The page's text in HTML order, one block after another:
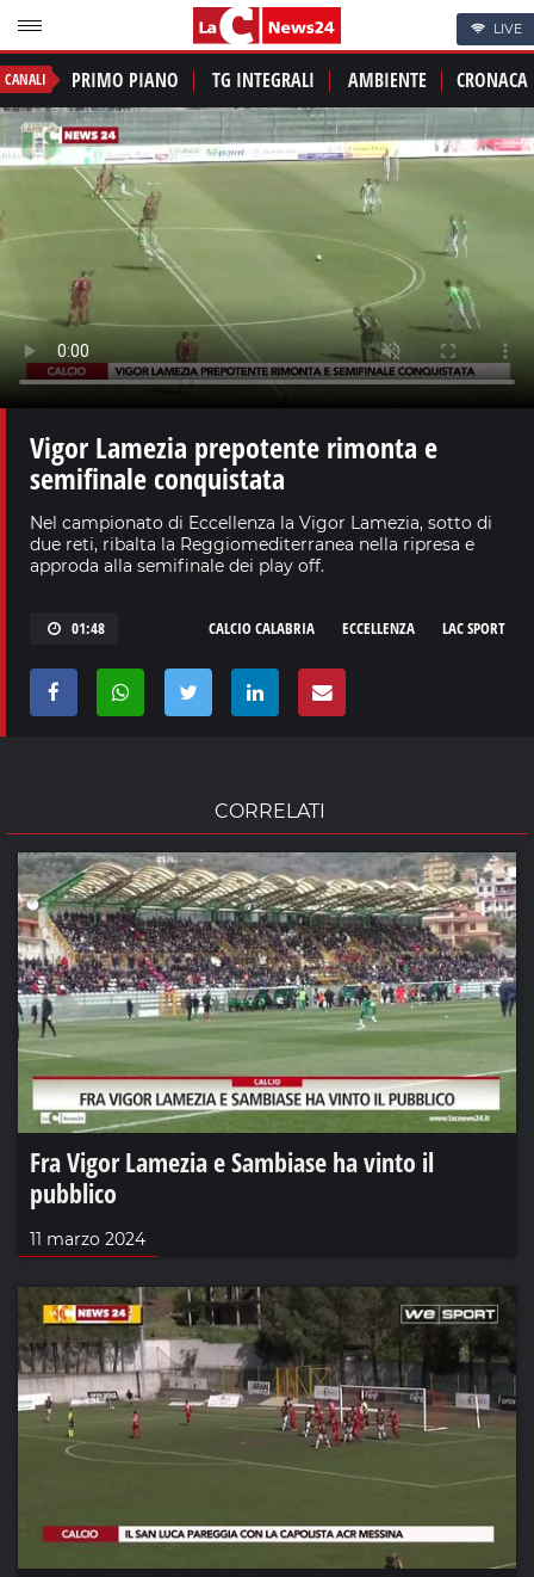
LIVE
CANALI PRIMO PIANO TG INTEGRALI AMBIENTE CRONACA
Vigor Lamezia prepotente rimonta e
semifinale conquistata
Nel campionato di Eccellenza la Vigor Lamezia, sotto di
due reti, ribalta la Reggiomediterranea nella ripresa e
approda alla semifinale dei play off.
01:48 LAC SPORT
ECCELLENZA
CALCIO CALABRIA
CORRELATI
Fra Vigor Lamezia e Sambiase ha vinto il
pubblico
11 marzo 2024